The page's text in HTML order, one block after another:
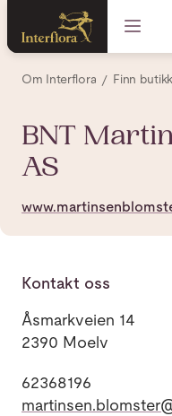
Om Interflora Finn butikk
BNT
AS
Kontakt oss
Åsmarkveien 14
2390 Moelv
62368196